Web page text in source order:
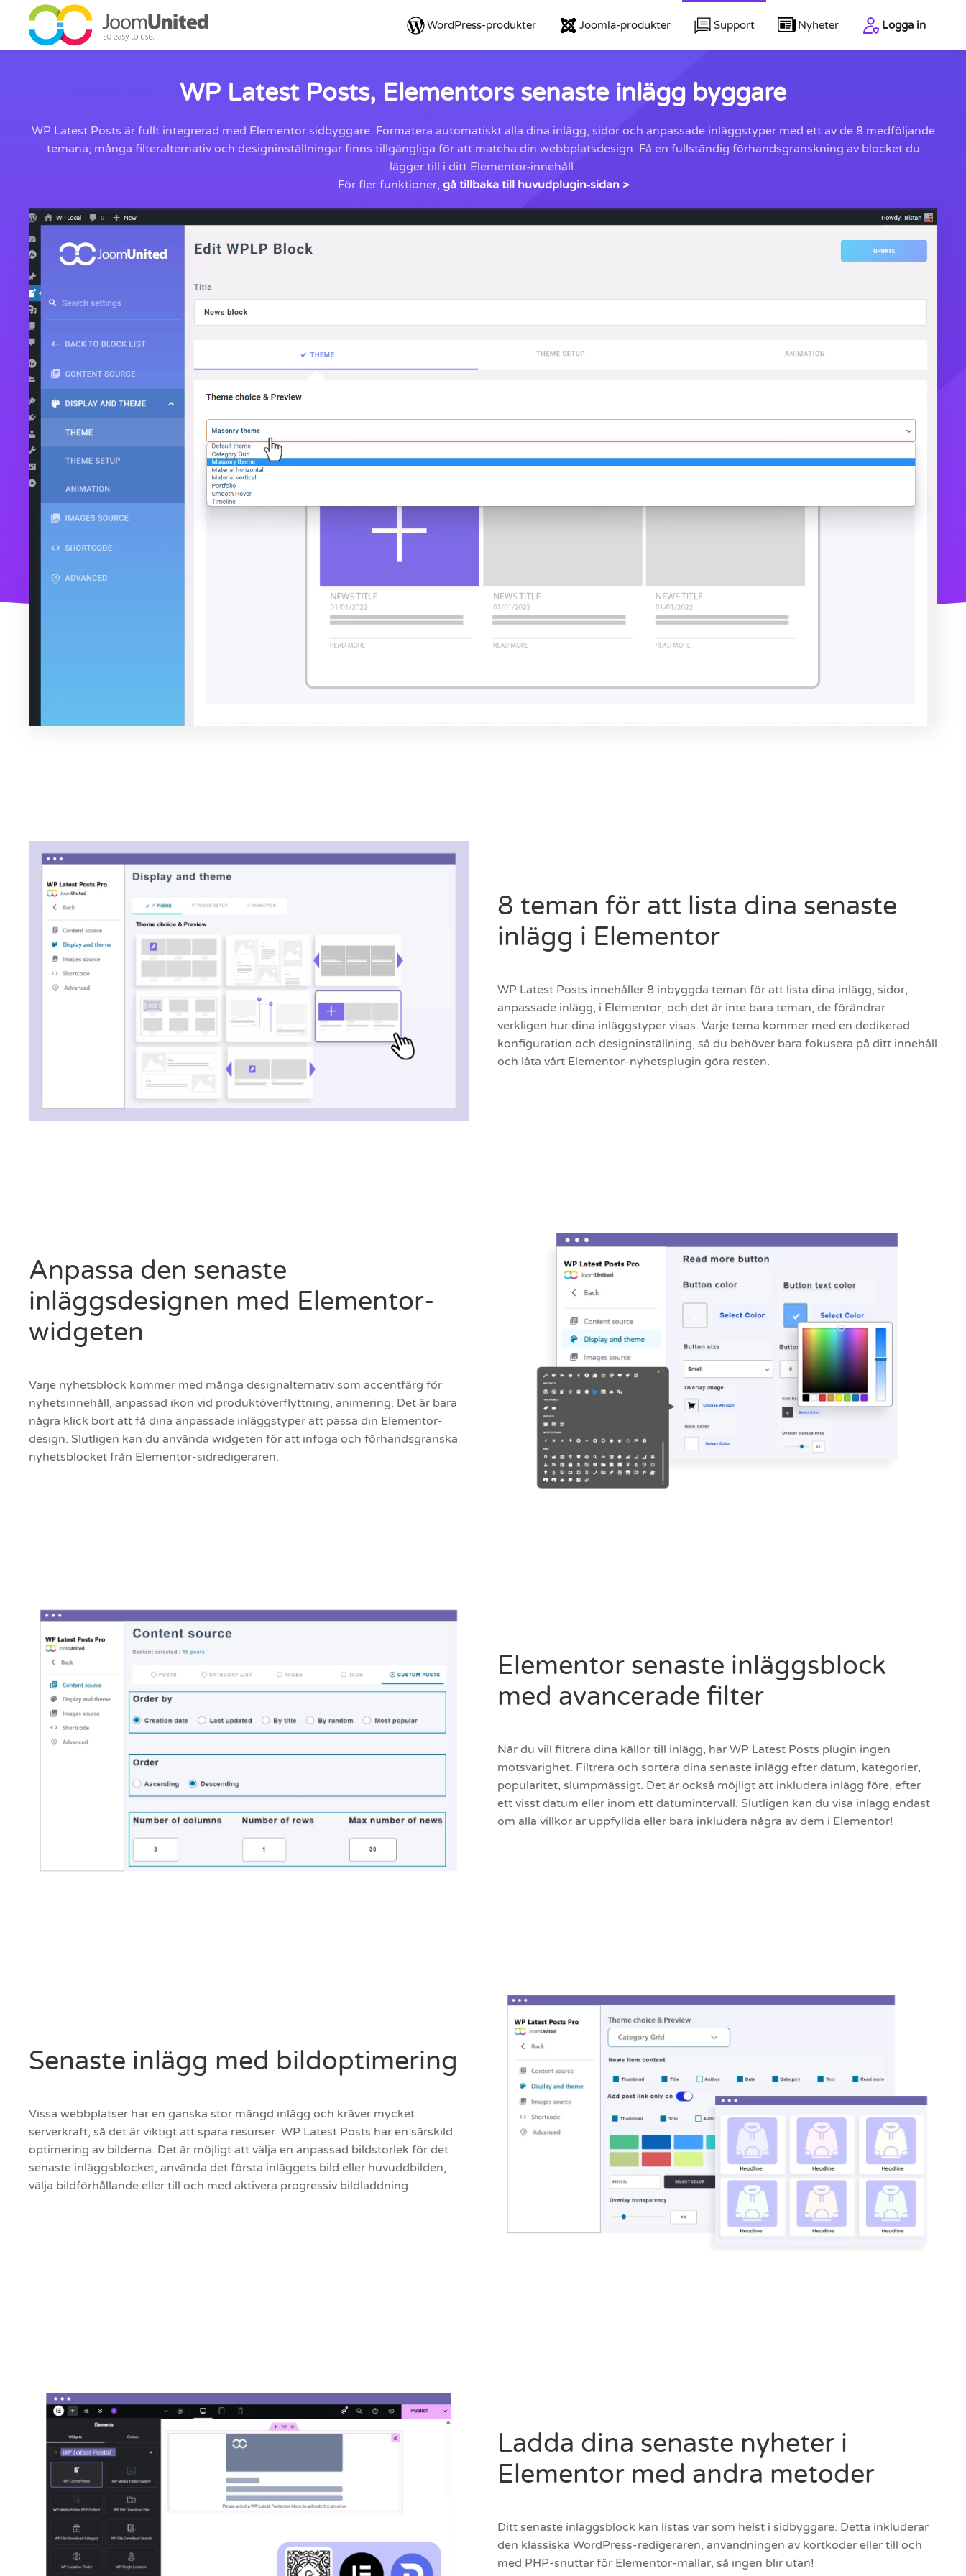
Hoppa till huvudinnehåll
WordPress-produkter Joomla-produkter Support Nyheter Logga in
WP Latest Posts, Elementors senaste inlägg byggare
WP Latest Posts är fullt integrerad med Elementor sidbyggare. Formatera automatiskt alla dina inlägg, sidor och anpassade inläggstyper med ett av de 8 medföljande
temana; många filteralternativ och designinställningar finns tillgängliga för att matcha din webbplatsdesign. Få en fullständig förhandsgranskning av blocket du
lägger till i ditt Elementor‑innehåll.
För fler funktioner, gå tillbaka till huvudplugin‑sidan >
8 teman för att lista dina senaste
inlägg i Elementor
WP Latest Posts innehåller 8 inbyggda teman för att lista dina inlägg, sidor,
anpassade inlägg, i Elementor, och det är inte bara teman, de förändrar
verkligen hur dina inläggstyper visas. Varje tema kommer med en dedikerad
konfiguration och designinställning, så du behöver bara fokusera på ditt innehåll
och låta vårt Elementor-nyhetsplugin göra resten.
Anpassa den senaste
inläggsdesignen med Elementor-
widgeten
Varje nyhetsblock kommer med många designalternativ som accentfärg för
nyhetsinnehåll, anpassad ikon vid produktöverflyttning, animering. Det är bara
några klick bort att få dina anpassade inläggstyper att passa din Elementor-
design. Slutligen kan du använda widgeten för att infoga och förhandsgranska
nyhetsblocket från Elementor-sidredigeraren.
Elementor senaste inläggsblock
med avancerade filter
När du vill filtrera dina källor till inlägg, har WP Latest Posts plugin ingen
motsvarighet. Filtrera och sortera dina senaste inlägg efter datum, kategorier,
popularitet, slumpmässigt. Det är också möjligt att inkludera inlägg före, efter
ett visst datum eller inom ett datumintervall. Slutligen kan du visa inlägg endast
om alla villkor är uppfyllda eller bara inkludera några av dem i Elementor!
Senaste inlägg med bildoptimering
Vissa webbplatser har en ganska stor mängd inlägg och kräver mycket
serverkraft, så det är viktigt att spara resurser. WP Latest Posts har en särskild
optimering av bilderna. Det är möjligt att välja en anpassad bildstorlek för det
senaste inläggsblocket, använda det första inläggets bild eller huvuddbilden,
välja bildförhållande eller till och med aktivera progressiv bildladdning.
Ladda dina senaste nyheter i
Elementor med andra metoder
Ditt senaste inläggsblock kan listas var som helst i sidbyggare. Detta inkluderar
den klassiska WordPress-redigeraren, användningen av kortkoder eller till och
med PHP-snuttar för Elementor-mallar, så ingen blir utan!